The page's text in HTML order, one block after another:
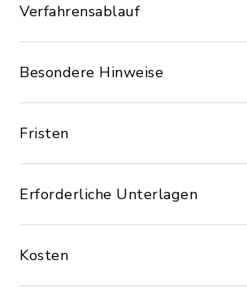
Verfahrensablauf
Besondere Hinweise
Fristen
Erforderliche Unterlagen
Kosten